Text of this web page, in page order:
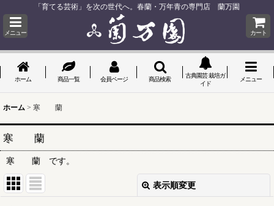
「育てる芸術」を次の世代へ。春蘭・万年青の専門店 蘭万園
メニュー カート
ホーム 商品一覧 会員ページ 商品検索
古典園芸 栽培ガ
イド
メニュー
ホーム > 寒 蘭
寒 蘭
寒 蘭 です。
表示順変更